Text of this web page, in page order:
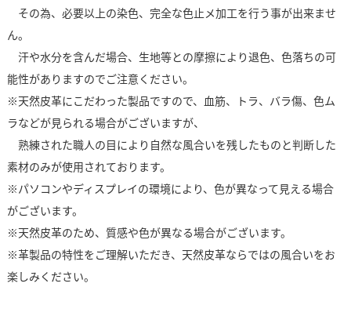
その為、必要以上の染色、完全な色止メ加工を行う事が出来ませ
ん。
汗や水分を含んだ場合、生地等との摩擦により退色、色落ちの可
能性がありますのでご注意ください。
※天然皮革にこだわった製品ですので、血筋、トラ、バラ傷、色ム
ラなどが見られる場合がございますが、
熟練された職人の目により自然な風合いを残したものと判断した
素材のみが使用されております。
※パソコンやディスプレイの環境により、色が異なって見える場合
がございます。
※天然皮革のため、質感や色が異なる場合がございます。
※革製品の特性をご理解いただき、天然皮革ならではの風合いをお
楽しみください。